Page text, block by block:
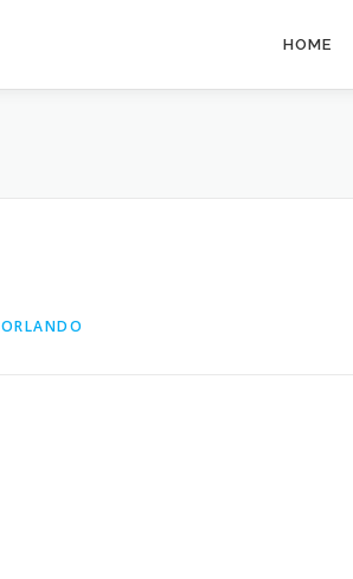
HOME
ORLANDO